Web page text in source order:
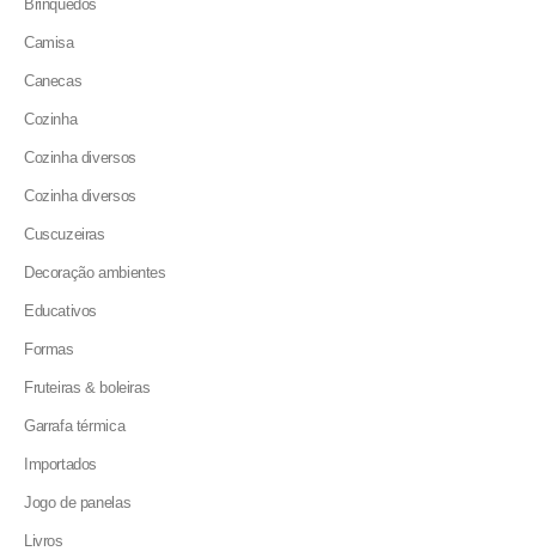
Brinquedos
Camisa
Canecas
Cozinha
Cozinha diversos
Cozinha diversos
Cuscuzeiras
Decoração ambientes
Educativos
Formas
Fruteiras & boleiras
Garrafa térmica
Importados
Jogo de panelas
Livros